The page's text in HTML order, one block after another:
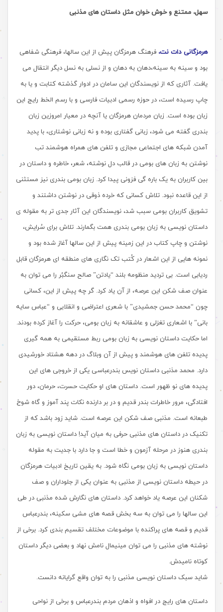
سهل، ممتنع و خوش خوان مثل داستان های مذنبی
هرمزگانی دات نت، فرهنگ هرمزگان پیش از این سالها، فرهنگی شفاهی
بود و سینه به سینه،دهان به دهان و از نسلی به نسل دیگر انتقال می
یافت. آثاری که از نویسندگان این سامان در ادوار گذشته کتابت و یا به
چاپ رسیده است، در حوزه رسمی ادبیات فارسی و با رسم الخط رایج این
زبان بوده است. زبان مردمان هرمزگان یا آنچه در معیار امروزین زبان
بندری گفته می شود، زبانی گفتاری بوده و نه زبانی نوشتاری، با پدید
آمدن شبکه های اجتماعی مجازی و تلفن های همراه هوشمند تب
نوشتن به زبان های بومی در قالب دل نوشته، شعر، خاطره و داستان در
بین کاربران به یک باره گی فزونی پیدا کرد. زبان بومی بندری نیز مستثنی
از این قاعده نبود. تلاش کسانی که خرده ذوقی در نوشتن داشتند و
تشویق کاربران بومی سبب شد، نویسندگان این آثار جدی تر به مقوله ی
داستان نویسی به زبان بومی بندری همت بگمارند. تلاش برای سُرایش،
نوشتن و چاپ کتاب در این زمینه پیش از این سالها آغاز شده بود و
نمونه هایی از این اشعار در کُتب تک نگاری های منطقه ای هرمزگان قابل
ردیابی است. بی تردید منظومه بلند “یادتن” صالح سنگبُر را می توان به
عنوان صف شکن این عرصه، از آن یاد کرد. گر چه پیش از این، کسانی
چون “محمد حسن جمشیدی” با شعری اعتراضی و انقلابی و “عباس سایه
بانی” با اشعاری تغزلی و عاشقانه به زبان بومی، حرکت را آغاز کرده بودند.
اما حکایت داستان نویسی به زبان بومی ربط مستقیمی به همه گیری
پدیده تلفن های هوشمند و پیش از آن وبلاگ‌ در دهه هشتاد خورشیدی
دارد. محمد مذنبی داستان نویس بندرعباسی یکی از خروجی های این
پدیده های نو ظهور است. داستان های او حکایت حسرت، حرمان، دور
افتادگی، مرور خاطرات بندر قدیم و در بر دارنده نکات پند آموز و گاه شوخ
طبعانه است. مذنبی صف شکن این عرصه است. شاید زود باشد که از
تکنیک در داستان های مذنبی حرفی به میان آید! داستان نویسی به زبان
بندری هنوز در مرحله آزمون و خطا است و جا دارد با جدیت به مقوله
داستان نویسی به زبان بومی نگاه شود. به یقین تاریخ ادبیات هرمزگان
در حیطه داستان نویسی از مذنبی به عنوان یکی از جلوداران و صف
شکنان این عرصه یاد خواهد کرد. داستان های نگارش شده مذنبی در طی
این سالها را می توان به سه بخش قصه های مشی سکینه، بندرعباس
قدیم و قصه های پراکنده با موضوعات مختلف تقسیم بندی کرد. برخی از
نوشته های مذنبی را می توان مینیمال نامش نهاد و بعضی دیگر داستان
کوتاه نامیدش.
شاید سبک داستان نویسی مذنبی را به توان واقع گرایانه دانست.
داستان های رایج در افواه و اذهان مردم بندرعباس و برخی از نواحی